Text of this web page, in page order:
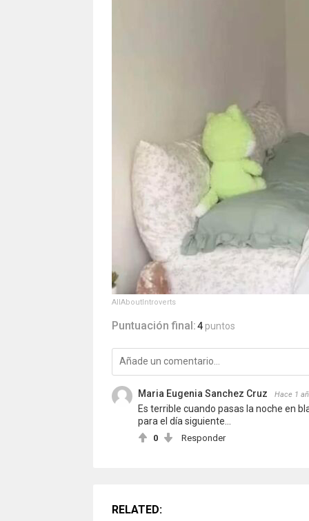
AllAboutIntroverts
Puntuación final:4 puntos
Maria Eugenia Sanchez Cruz Hace 1
Es terrible cuando pasas la noche en
para el día siguiente...
0 Responder
RELATED: